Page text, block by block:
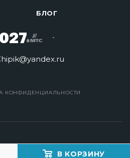
В КОРЗИНУ
БЛОГ
КОНФИДЕНЦИАЛЬНОСТИ